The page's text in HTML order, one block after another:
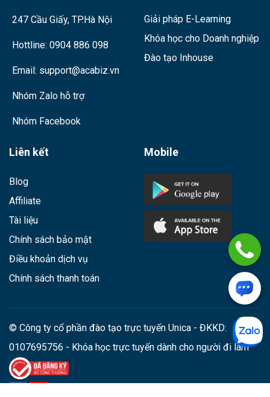
247 Cầu Giấy, TP.Hà Nội
Hottline: 0904 886 098
Email: support@acabiz.vn
Nhóm Zalo hỗ trợ
Nhóm Facebook
Giải pháp E-Learning
Khóa học cho Doanh nghiệp
Đào tạo Inhouse
Liên kết
Blog
Affiliate
Tài liệu
Chính sách bảo mật
Điều khoản dịch vụ
Chính sách thanh toán
Mobile
© Công ty cổ phần đào tạo trực tuyến Unica - ĐKKD:
0107695756 - Khóa học trực tuyến dành cho người đi làm